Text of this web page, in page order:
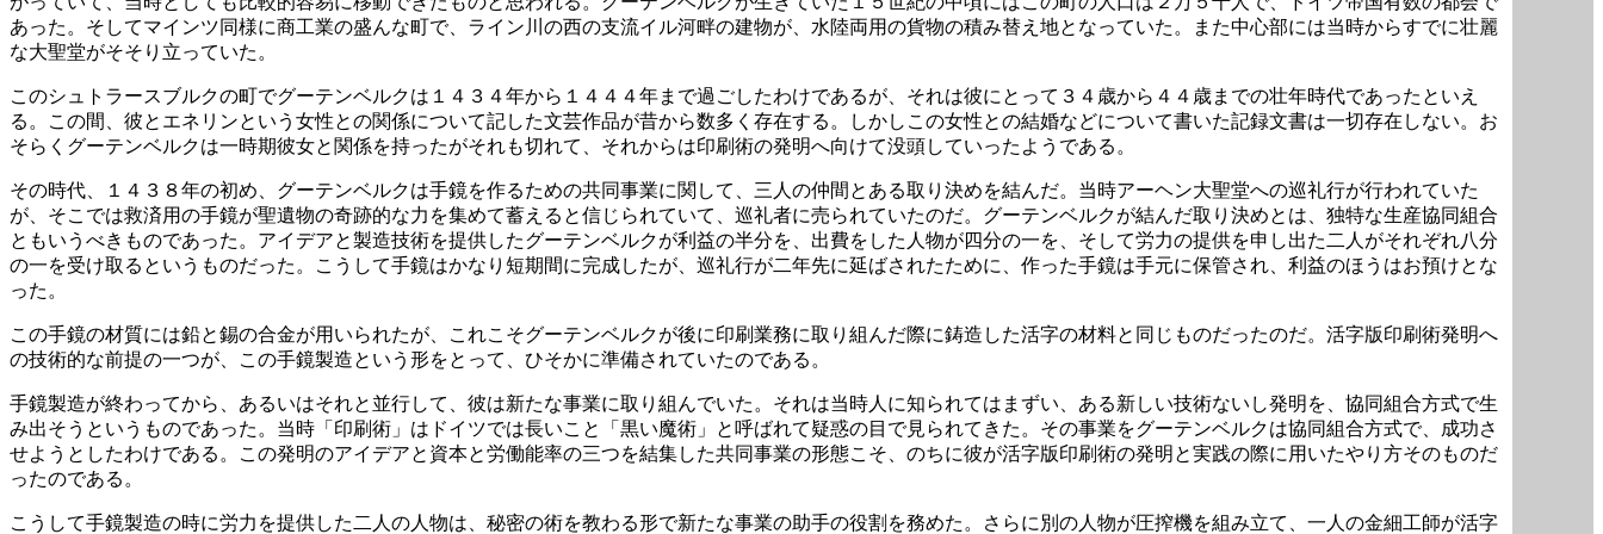
あった。そしてマインツ同様に商工業の盛んな町で、ライン川の西の支流イル河畔の建物が、水陸両用の貨物の積み替え地となっていた。また中心部には当時からすでに壮麗
な大聖堂がそそり立っていた。
このシュトラースブルクの町でグーテンベルクは１４３４年から１４４４年まで過ごしたわけであるが、それは彼にとって３４歳から４４歳までの壮年時代であったといえ
る。この間、彼とエネリンという女性との関係について記した文芸作品が昔から数多く存在する。しかしこの女性との結婚などについて書いた記録文書は一切存在しない。お
そらくグーテンベルクは一時期彼女と関係を持ったがそれも切れて、それからは印刷術の発明へ向けて没頭していったようである。
その時代、１４３８年の初め、グーテンベルクは手鏡を作るための共同事業に関して、三人の仲間とある取り決めを結んだ。当時アーヘン大聖堂への巡礼行が行われていた
が、そこでは救済用の手鏡が聖遺物の奇跡的な力を集めて蓄えると信じられていて、巡礼者に売られていたのだ。グーテンベルクが結んだ取り決めとは、独特な生産協同組合
ともいうべきものであった。アイデアと製造技術を提供したグーテンベルクが利益の半分を、出費をした人物が四分の一を、そして労力の提供を申し出た二人がそれぞれ八分
の一を受け取るというものだった。こうして手鏡はかなり短期間に完成したが、巡礼行が二年先に延ばされたために、作った手鏡は手元に保管され、利益のほうはお預けとな
った。
この手鏡の材質には鉛と錫の合金が用いられたが、これこそグーテンベルクが後に印刷業務に取り組んだ際に鋳造した活字の材料と同じものだったのだ。活字版印刷術発明へ
の技術的な前提の一つが、この手鏡製造という形をとって、ひそかに準備されていたのである。
手鏡製造が終わってから、あるいはそれと並行して、彼は新たな事業に取り組んでいた。それは当時人に知られてはまずい、ある新しい技術ないし発明を、協同組合方式で生
み出そうというものであった。当時「印刷術」はドイツでは長いこと「黒い魔術」と呼ばれて疑惑の目で見られてきた。その事業をグーテンベルクは協同組合方式で、成功さ
せようとしたわけである。この発明のアイデアと資本と労働能率の三つを結集した共同事業の形態こそ、のちに彼が活字版印刷術の発明と実践の際に用いたやり方そのものだ
ったのである。
こうして手鏡製造の時に労力を提供した二人の人物は、秘密の術を教わる形で新たな事業の助手の役割を務めた。さらに別の人物が圧搾機を組み立て、一人の金細工師が活字